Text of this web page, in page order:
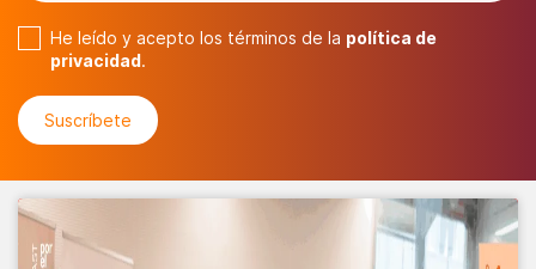
He leído y acepto los términos de la política de
privacidad.